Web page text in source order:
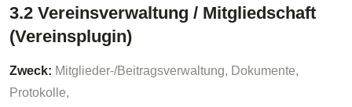
3.2 Vereinsverwaltung / Mitgliedschaft
(Vereinsplugin)
Zweck: Mitglieder-/Beitragsverwaltung, Dokumente,
Protokolle,